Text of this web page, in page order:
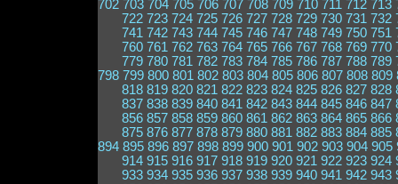
702 703 704 705 706 707 708 709 710 711 712 713
722 723 724 725 726 727 728 729 730 731 732
741 742 743 744 745 746 747 748 749 750 751
760 761 762 763 764 765 766 767 768 769 770
779 780 781 782 783 784 785 786 787 788 789
798 799 800 801 802 803 804 805 806 807 808 809
818 819 820 821 822 823 824 825 826 827 828
837 838 839 840 841 842 843 844 845 846 847
856 857 858 859 860 861 862 863 864 865 866
875 876 877 878 879 880 881 882 883 884 885
894 895 896 897 898 899 900 901 902 903 904 905
914 915 916 917 918 919 920 921 922 923 924
933 934 935 936 937 938 939 940 941 942 943